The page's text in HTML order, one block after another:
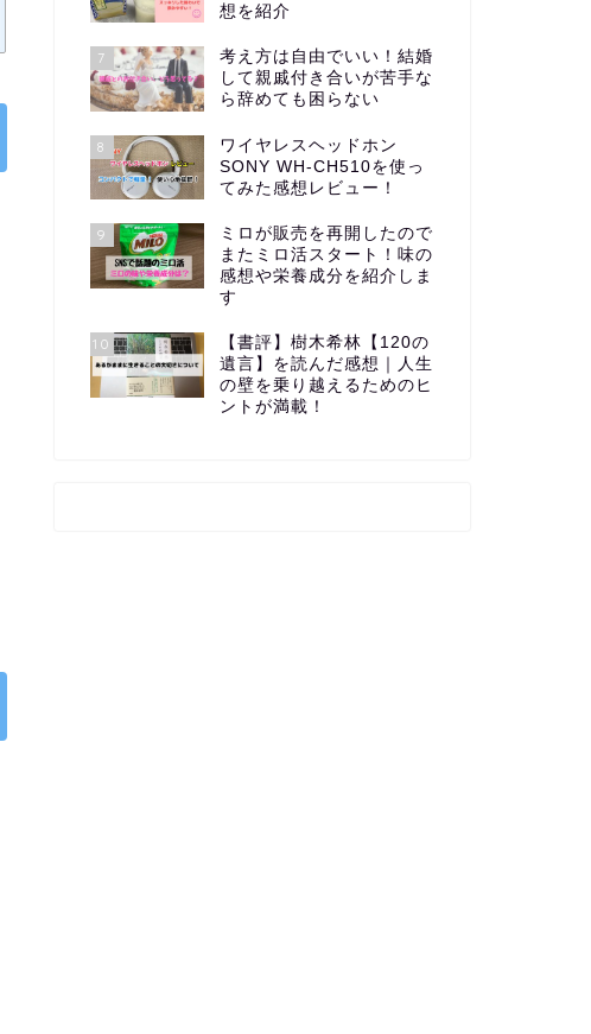
想を紹介
7
考え方は自由でいい！結婚
して親戚付き合いが苦手な
ら辞めても困らない
8
ワイヤレスヘッドホン
SONY WH-CH510を使っ
てみた感想レビュー！
9
ミロが販売を再開したので
またミロ活スタート！味の
感想や栄養成分を紹介しま
す
10
【書評】樹木希林【120の
遺言】を読んだ感想｜人生
の壁を乗り越えるためのヒ
ントが満載！